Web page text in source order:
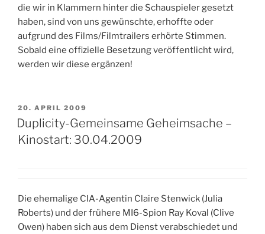
die wir in Klammern hinter die Schauspieler gesetzt
haben, sind von uns gewünschte, erhoffte oder
aufgrund des Films/Filmtrailers erhörte Stimmen.
Sobald eine offizielle Besetzung veröffentlicht wird,
werden wir diese ergänzen!
VERÖFFENTLICHT
AM
20. APRIL 2009
Duplicity-Gemeinsame Geheimsache –
Kinostart: 30.04.2009
Die ehemalige CIA-Agentin Claire Stenwick (Julia
Roberts) und der frühere MI6-Spion Ray Koval (Clive
Owen) haben sich aus dem Dienst verabschiedet und